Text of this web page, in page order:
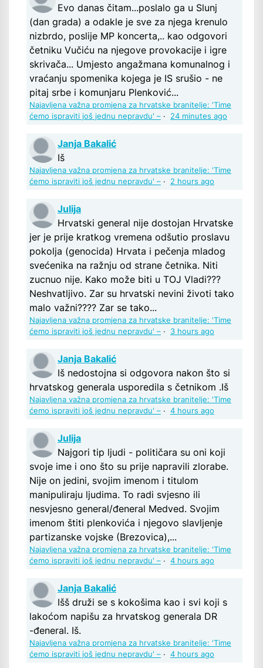
Evo danas čitam...poslalo ga u Slunj
(dan grada) a odakle je sve za njega krenulo
nizbrdo, poslije MP koncerta,.. kao odgovori
četniku Vučiću na njegove provokacije i igre
skrivača... Umjesto angažmana komunalnog i
vraćanju spomenika kojega je IS srušio - ne
pitaj srbe i komunjaru Plenković...
Najavljena važna promjena za hrvatske branitelje: 'Time
ćemo ispraviti još jednu nepravdu' – · 24 minutes ago
Janja Bakalić
Iš
Najavljena važna promjena za hrvatske branitelje: 'Time
ćemo ispraviti još jednu nepravdu' – · 2 hours ago
Julija
Hrvatski general nije dostojan Hrvatske
jer je prije kratkog vremena odšutio proslavu
pokolja (genocida) Hrvata i pečenja mladog
svećenika na ražnju od strane četnika. Niti
zucnuo nije. Kako može biti u TOJ Vladi???
Neshvatljivo. Zar su hrvatski nevini životi tako
malo važni???? Zar se tako...
Najavljena važna promjena za hrvatske branitelje: 'Time
ćemo ispraviti još jednu nepravdu' – · 3 hours ago
Janja Bakalić
Iš nedostojna si odgovora nakon što si
hrvatskog generala usporedila s četnikom .Iš
Najavljena važna promjena za hrvatske branitelje: 'Time
ćemo ispraviti još jednu nepravdu' – · 4 hours ago
Julija
Najgori tip ljudi - političara su oni koji
svoje ime i ono što su prije napravili zlorabe.
Nije on jedini, svojim imenom i titulom
manipuliraju ljudima. To radi svjesno ili
nesvjesno general/đeneral Medved. Svojim
imenom štiti plenkovića i njegovo slavljenje
partizanske vojske (Brezovica),...
Najavljena važna promjena za hrvatske branitelje: 'Time
ćemo ispraviti još jednu nepravdu' – · 4 hours ago
Janja Bakalić
Išš druži se s kokošima kao i svi koji s
lakoćom napišu za hrvatskog generala DR
-đeneral. Iš.
Najavljena važna promjena za hrvatske branitelje: 'Time
ćemo ispraviti još jednu nepravdu' – · 4 hours ago